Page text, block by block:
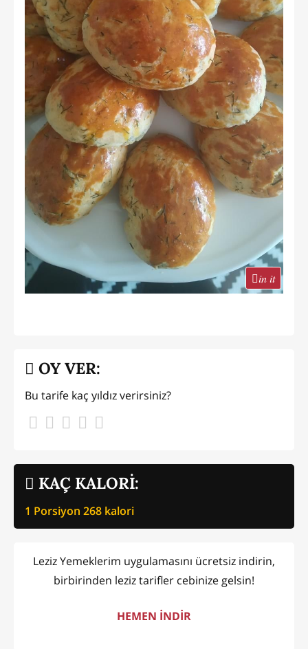
in it
KAÇ KALORİ:
1 Porsiyon 268 kalori
OY VER:
Bu tarife kaç yıldız verirsiniz?
Leziz Yemeklerim uygulamasını ücretsiz indirin,
birbirinden leziz tarifler cebinize gelsin!
HEMEN İNDİR